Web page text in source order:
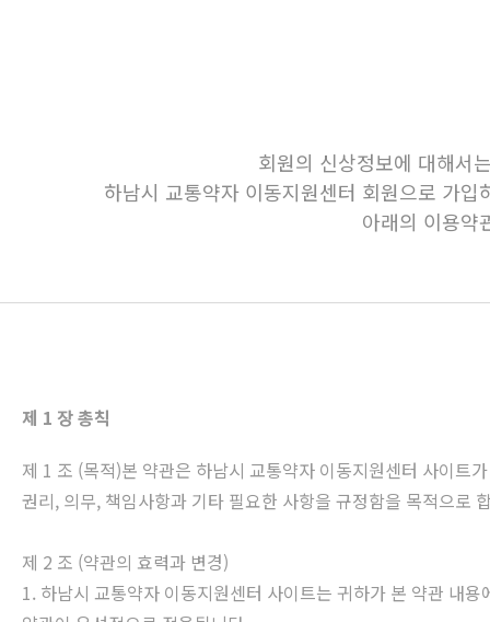
회원의 신상정보에 대해서
하남시 교통약자 이동지원센터 회원으로 가
아래의 이용약
제 1 장 총칙
제 1 조 (목적)본 약관은 하남시 교통약자 이동지원센터 사이트
권리, 의무, 책임사항과 기타 필요한 사항을 규정함을 목적으로
제 2 조 (약관의 효력과 변경)
1. 하남시 교통약자 이동지원센터 사이트는 귀하가 본 약관 내